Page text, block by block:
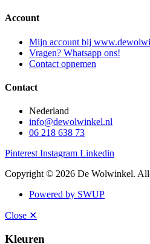
Account
Mijn account bij
Vragen? Whatsapp ons!
Contact opnemen
Contact
Nederland
info@dewolwinkel.nl
06 218 638 73
Pinterest Instagram Linkedin
Copyright © 2026 De Wolwinkel.
Powered by SWUP
Close ✕
Kleuren